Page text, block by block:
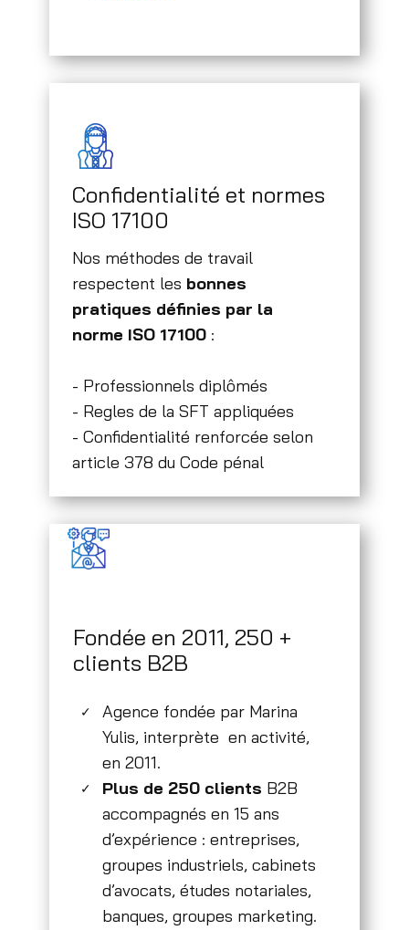
Confidentialité et normes
ISO 17100
Nos méthodes de travail
respectent les bonnes
pratiques définies par la
norme ISO 17100 :
- Professionnels diplômés
- Regles de la ​SFT appliquées
- Confidentialité renforcée selon
article 378 du Code pénal
Fondée en 2011, 250 +
clients B2B
✓
Agence fondée par Marina
Yulis, interprète en activité,
en 2011.
✓ Plus de 250 clients B2B
accompagnés en 15 ans
d’expérience : entreprises,
groupes industriels, cabinets
d’avocats, études notariales,
banques, groupes marketing.